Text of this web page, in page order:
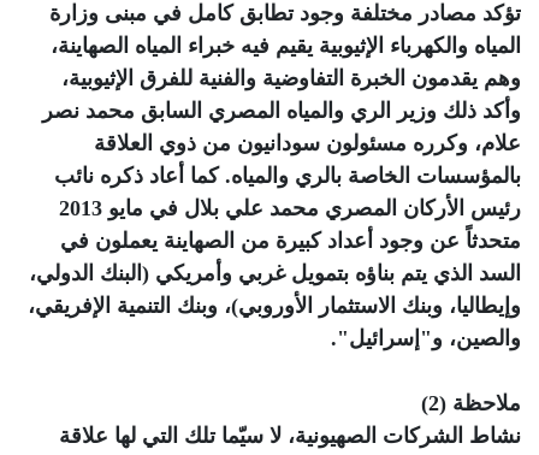
تؤكد مصادر مختلفة وجود تطابق كامل في مبنى وزارة
المياه والكهرباء الإثيوبية يقيم فيه خبراء المياه الصهاينة،
وهم يقدمون الخبرة التفاوضية والفنية للفرق الإثيوبية،
وأكد ذلك وزير الري والمياه المصري السابق محمد نصر
علام، وكرره مسئولون سودانيون من ذوي العلاقة
بالمؤسسات الخاصة بالري والمياه. كما أعاد ذكره نائب
رئيس الأركان المصري محمد علي بلال في مايو 2013
متحدثاً عن وجود أعداد كبيرة من الصهاينة يعملون في
السد الذي يتم بناؤه بتمويل غربي وأمريكي (البنك الدولي،
وإيطاليا، وبنك الاستثمار الأوروبي)، وبنك التنمية الإفريقي،
والصين، و"إسرائيل".
ملاحظة (2)
نشاط الشركات الصهيونية، لا سيّما تلك التي لها علاقة